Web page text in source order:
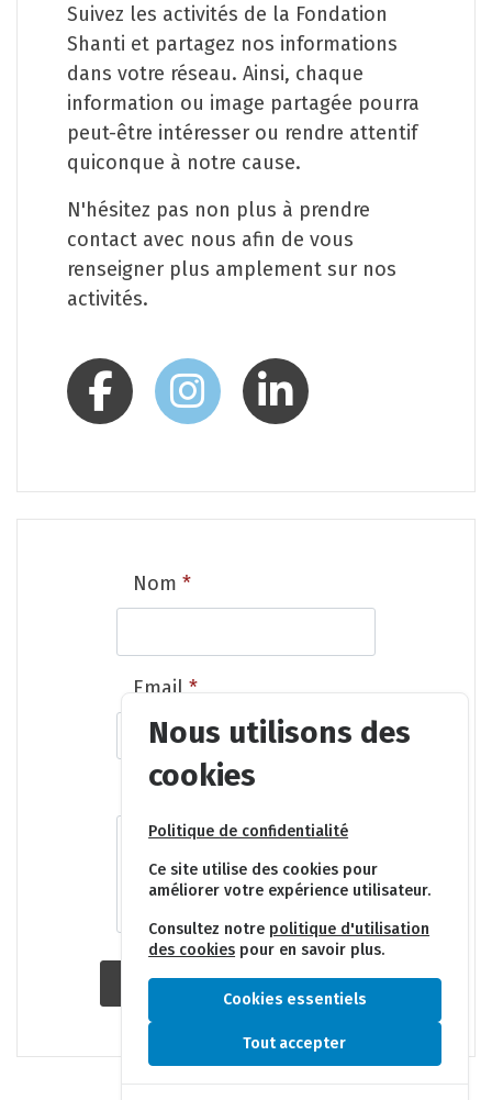
Suivez les activités de la Fondation
Shanti et partagez nos informations
dans votre réseau. Ainsi, chaque
information ou image partagée pourra
peut-être intéresser ou rendre attentif
quiconque à notre cause.
N'hésitez pas non plus à prendre
contact avec nous afin de vous
renseigner plus amplement sur nos
activités.
Nom *
Email *
Message *
ENVOYER
© 2026 Fondation Shanti
Nous utilisons des
cookies
Politique de confidentialité
Ce site utilise des cookies pour
améliorer votre expérience utilisateur.
Consultez notre politique d'utilisation
des cookies pour en savoir plus.
Cookies essentiels
Tout accepter